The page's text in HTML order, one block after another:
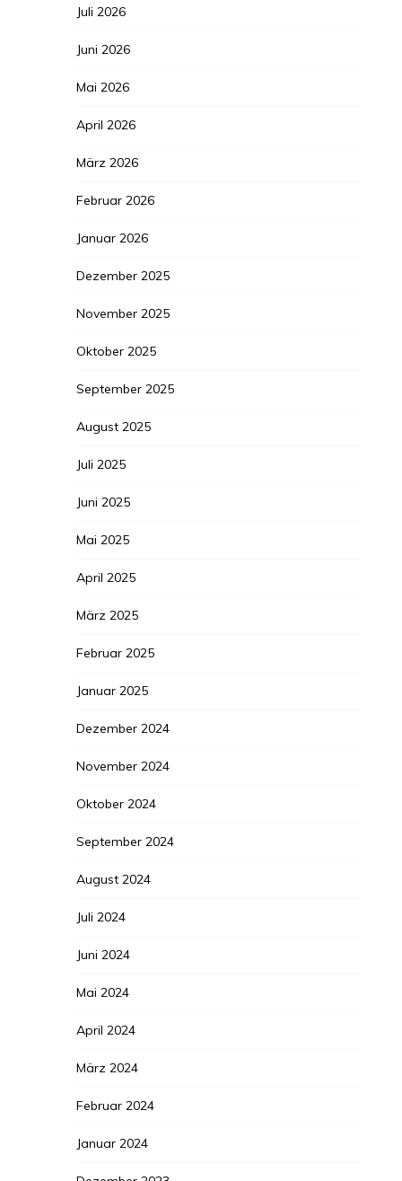
Juli 2026
Juni 2026
Mai 2026
April 2026
März 2026
Februar 2026
Januar 2026
Dezember 2025
November 2025
Oktober 2025
September 2025
August 2025
Juli 2025
Juni 2025
Mai 2025
April 2025
März 2025
Februar 2025
Januar 2025
Dezember 2024
November 2024
Oktober 2024
September 2024
August 2024
Juli 2024
Juni 2024
Mai 2024
April 2024
März 2024
Februar 2024
Januar 2024